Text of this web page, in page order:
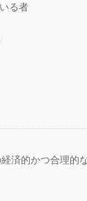
る者
済的かつ合理的